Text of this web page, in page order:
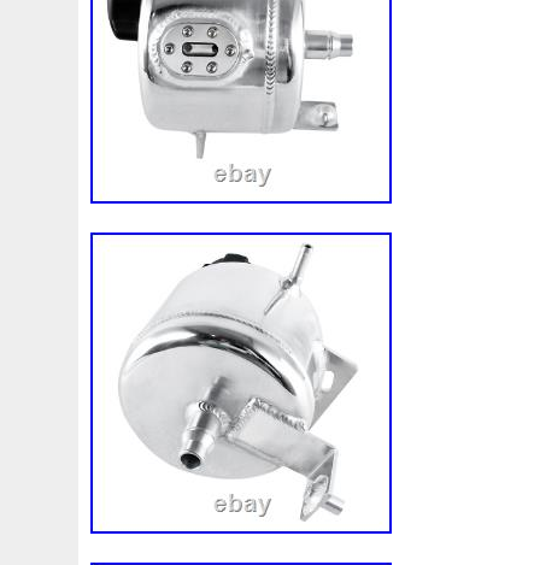
vous avez besoin de savoir si cette
votre véhicule, vous pouvez nous
votre véhicule. Nous pouvons le vérifier.
müssen, ob dieses Teil für Ihr Fahrzeug
Sie uns die VIN-Nummer Ihres
können dies überprüfen. Se hai bisogno
pezzo è compatibile con il tuo veicolo,
is voor jouw voertuig, kun je ons het
voertuig sturen. Wij kunnen het